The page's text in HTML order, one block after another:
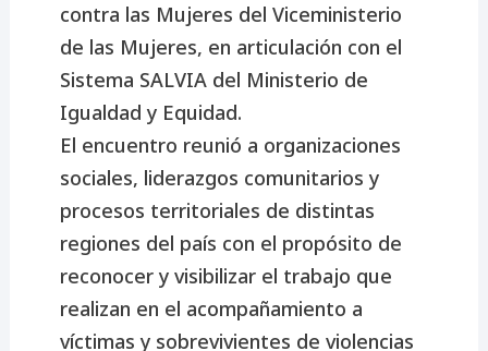
contra las Mujeres del Viceministerio
de las Mujeres, en articulación con el
Sistema SALVIA del Ministerio de
Igualdad y Equidad.
El encuentro reunió a organizaciones
sociales, liderazgos comunitarios y
procesos territoriales de distintas
regiones del país con el propósito de
reconocer y visibilizar el trabajo que
realizan en el acompañamiento a
víctimas y sobrevivientes de violencias